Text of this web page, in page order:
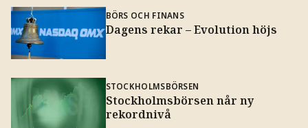
BÖRS OCH FINANS
Dagens rekar – Evolution höjs
STOCKHOLMSBÖRSEN
Stockholmsbörsen når ny
rekordnivå